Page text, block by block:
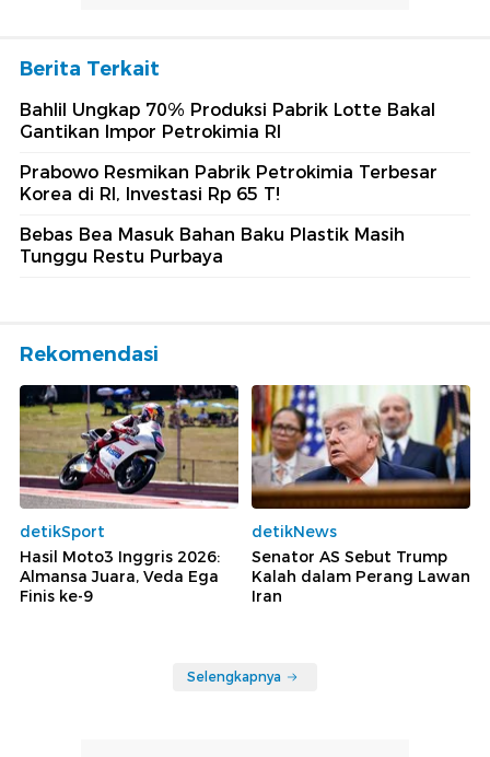
Berita Terkait
Bahlil Ungkap 70% Produksi Pabrik Lotte Bakal
Gantikan Impor Petrokimia RI
Prabowo Resmikan Pabrik Petrokimia Terbesar
Korea di RI, Investasi Rp 65 T!
Bebas Bea Masuk Bahan Baku Plastik Masih
Tunggu Restu Purbaya
Rekomendasi
detikSport
Hasil Moto3 Inggris 2026:
Almansa Juara, Veda Ega
Finis ke-9
detikNews
Senator AS Sebut Trump
Kalah dalam Perang Lawan
Iran
Selengkapnya